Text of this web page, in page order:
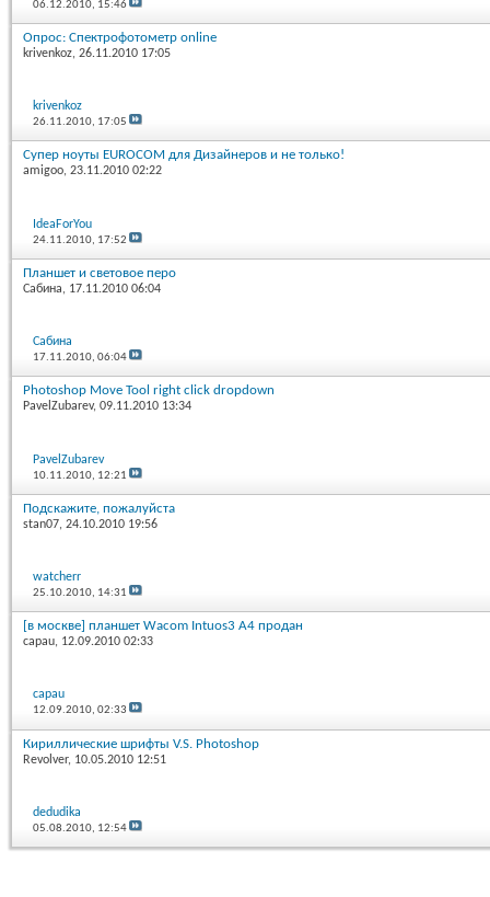
06.12.2010, 15:46
Опрос: Спектрофотометр online
krivenkoz, 26.11.2010 17:05
krivenkoz
26.11.2010, 17:05
Супер ноуты EUROCOM для Дизайнеров и не только!
amigoo, 23.11.2010 02:22
IdeaForYou
24.11.2010, 17:52
Планшет и световое перо
Сабина, 17.11.2010 06:04
Сабина
17.11.2010,06:04
Photoshop Move Tool right click dropdown
PavelZubarev, 09.11.2010 13:34
PavelZubarev
10.11.2010, 12:21
Подскажите, пожалуйста
stan07, 24.10.2010 19:56
watcherr
25.10.2010, 14:31
[в москве] планшет Wacom Intuos3 A4 продан
capau, 12.09.2010 02:33
capau
12.09.2010,02:33
Кириллические шрифты V.S. Photoshop
Revolver, 10.05.2010 12:51
dedudika
05.08.2010, 12:54